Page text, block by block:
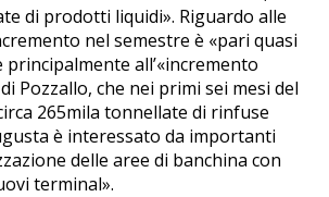
di prodotti liquidi». Riguardo alle
nel semestre è «pari quasi
principalmente all’«incremento
Pozzallo, che nei primi sei mesi del
265mila tonnellate di rinfuse
è interessato da importanti
delle aree di banchina con
terminal».